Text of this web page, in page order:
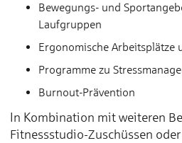
Bewegungs- und
Laufgruppen
Ergonomische Arbeitsplätze
Programme zu
Burnout-Prävention
In Kombination mit weiteren
Fitnessstudio-Zuschüssen